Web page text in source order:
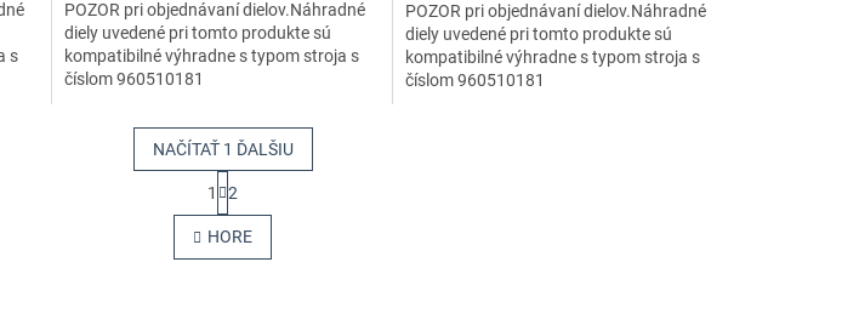
s
POZOR pri objednávaní dielov.Náhradné
diely uvedené pri tomto produkte sú
kompatibilné výhradne s typom stroja s
číslom 960510181
POZOR pri objednávaní dielov.Náhradné
diely uvedené pri tomto produkte sú
kompatibilné výhradne s typom stroja s
číslom 960510181
O
v
l
NAČÍTAŤ 1 ĎALŠIU
S
t
r
á
n
1 2
HORE